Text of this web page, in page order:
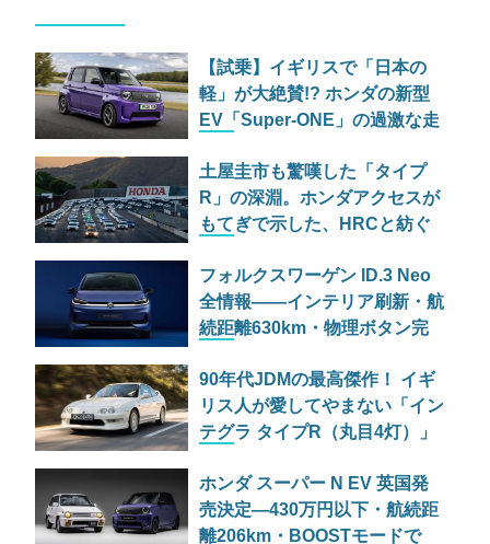
【試乗】イギリスで「日本の
軽」が大絶賛!? ホンダの新型
EV「Super-ONE」の過激な走
土屋圭市も驚嘆した「タイプ
R」の深淵。ホンダアクセスが
もてぎで示した、HRCと紡ぐ
フォルクスワーゲン ID.3 Neo
全情報——インテリア刷新・航
続距離630km・物理ボタン完
てきた
90年代JDMの最高傑作！ イギ
リス人が愛してやまない「イン
テグラ タイプR（丸目4灯）」
ホンダ スーパー N EV 英国発
売決定—430万円以下・航続距
離206km・BOOSTモードで